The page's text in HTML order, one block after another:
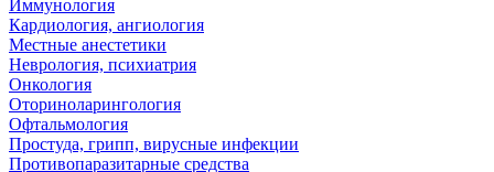
Иммунология
Кардиология, ангиология
Местные анестетики
Неврология, психиатрия
Онкология
Оториноларингология
Офтальмология
Простуда, грипп, вирусные инфекции
Противопаразитарные средства